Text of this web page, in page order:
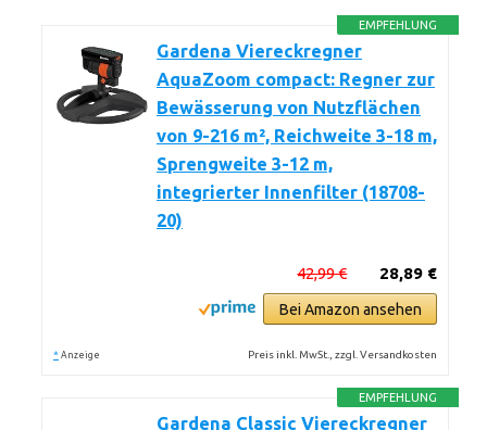
EMPFEHLUNG
Gardena Viereckregner
AquaZoom compact: Regner zur
Bewässerung von Nutzflächen
von 9-216 m², Reichweite 3-18 m,
Sprengweite 3-12 m,
integrierter Innenfilter (18708-
20)
28,89 €
42,99 €
Bei Amazon ansehen
* Anzeige Preis inkl. MwSt., zzgl. Versandkosten
EMPFEHLUNG
Gardena Classic Viereckregner